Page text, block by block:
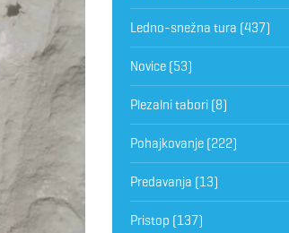
Ledno-snežna tura (437)
Novice(53)
Plezalni tabori(8)
Pohajkovanje(222)
Predavanja (13)
Pristop (137)